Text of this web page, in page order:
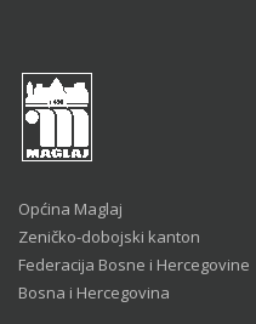
Općina Maglaj
Zeničko-dobojski kanton
Federacija Bosne i Hercegovine
Bosna i Hercegovina